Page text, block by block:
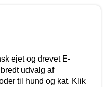
ejet og drevet E-
udvalg af
til hund og kat. Klik